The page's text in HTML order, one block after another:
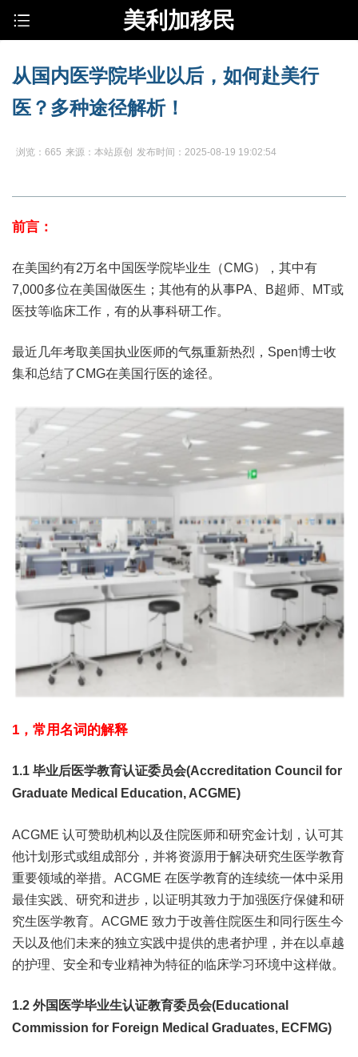
美利加移民
从国内医学院毕业以后，如何赴美行
医？多种途径解析！
浏览：665 来源：本站原创 发布时间：2025-08-19 19:02:54
前言：
在美国约有2万名中国医学院毕业生（CMG），其中有
7,000多位在美国做医生；其他有的从事PA、B超师、MT或
医技等临床工作，有的从事科研工作。
最近几年考取美国执业医师的气氛重新热烈，Spen博士收
集和总结了CMG在美国行医的途径。
1，常用名词的解释
1.1 毕业后医学教育认证委员会(Accreditation Council for
Graduate Medical Education, ACGME)
ACGME 认可赞助机构以及住院医师和研究金计划，认可其
他计划形式或组成部分，并将资源用于解决研究生医学教育
重要领域的举措。ACGME 在医学教育的连续统一体中采用
最佳实践、研究和进步，以证明其致力于加强医疗保健和研
究生医学教育。ACGME 致力于改善住院医生和同行医生今
天以及他们未来的独立实践中提供的患者护理，并在以卓越
的护理、安全和专业精神为特征的临床学习环境中这样做。
1.2 外国医学毕业生认证教育委员会(Educational
Commission for Foreign Medical Graduates, ECFMG)